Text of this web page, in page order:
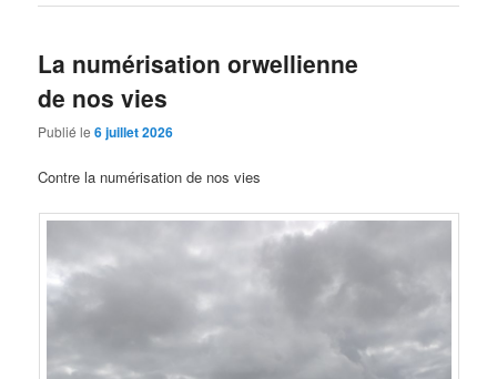
La numérisation orwellienne
de nos vies
Publié le6 juillet 2026
Contre la numérisation de nos vies